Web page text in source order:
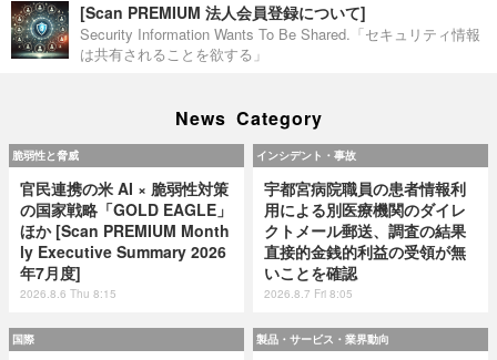
[Scan PREMIUM 法人会員登録について]
Security Information Wants To Be Shared.「セキュリティ情報
は共有されることを欲する」
News Category
脆弱性と脅威
官民連携の米 AI × 脆弱性対策
の国家戦略「GOLD EAGLE」
ほか [Scan PREMIUM Month
ly Executive Summary 2026
年7月度]
2026.8.6 Thu 8:15
インシデント・事故
宇都宮病院職員の患者情報利
用による別医療機関のダイレ
クトメール郵送、調査の結果
直接的金銭的利益の受領が無
いことを確認
2026.8.7 Fri 8:05
国際 製品・サービス・業界動向